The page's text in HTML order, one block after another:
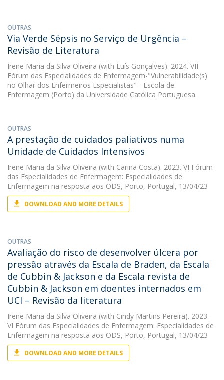
OUTRAS
Via Verde Sépsis no Serviço de Urgência –
Revisão de Literatura
Irene Maria da Silva Oliveira (with Luís Gonçalves). 2024. VII
Fórum das Especialidades de Enfermagem-"Vulnerabilidade(s)
no Olhar dos Enfermeiros Especialistas" - Escola de
Enfermagem (Porto) da Universidade Católica Portuguesa.
OUTRAS
A prestação de cuidados paliativos numa
Unidade de Cuidados Intensivos
Irene Maria da Silva Oliveira (with Carina Costa). 2023. VI Fórum
das Especialidades de Enfermagem: Especialidades de
Enfermagem na resposta aos ODS, Porto, Portugal, 13/04/23
DOWNLOAD AND MORE DETAILS
OUTRAS
Avaliação do risco de desenvolver úlcera por
pressão através da Escala de Braden, da Escala
de Cubbin & Jackson e da Escala revista de
Cubbin & Jackson em doentes internados em
UCI – Revisão da literatura
Irene Maria da Silva Oliveira (with Cindy Martins Pereira). 2023.
VI Fórum das Especialidades de Enfermagem: Especialidades de
Enfermagem na resposta aos ODS, Porto, Portugal, 13/04/23
DOWNLOAD AND MORE DETAILS